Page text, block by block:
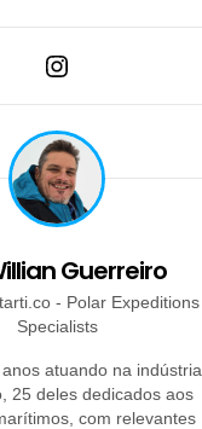
Guerreiro
- Polar Expeditions
Specialists
atuando na indústria
25 deles dedicados aos
com relevantes